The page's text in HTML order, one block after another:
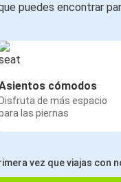
puedes encontrar
cómodos
Disfruta de más espacio
las piernas
vez que viajas con